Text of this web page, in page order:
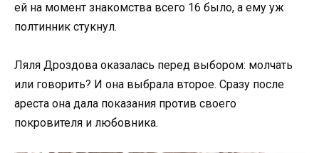
ей на момент знакомства всего 16 было, а ему уж
полтинник стукнул.
Ляля Дроздова оказалась перед выбором: молчать
или говорить? И она выбрала второе. Сразу после
ареста она дала показания против своего
покровителя и любовника.